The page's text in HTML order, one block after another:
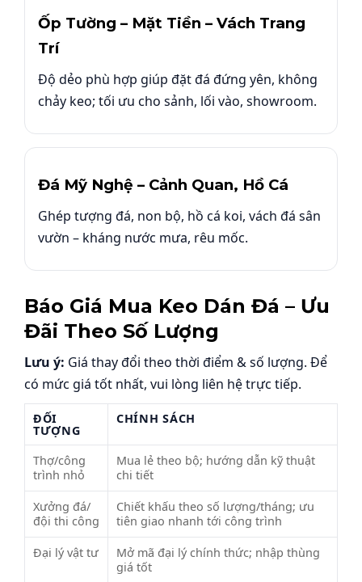
Ốp Tường – Mặt Tiền – Vách Trang
Trí
Độ dẻo phù hợp giúp đặt đá đứng yên, không
chảy keo; tối ưu cho sảnh, lối vào, showroom.
Đá Mỹ Nghệ – Cảnh Quan, Hồ Cá
Ghép tượng đá, non bộ, hồ cá koi, vách đá sân
vườn – kháng nước mưa, rêu mốc.
Báo Giá Mua Keo Dán Đá – Ưu
Đãi Theo Số Lượng
Lưu ý: Giá thay đổi theo thời điểm & số lượng. Để
có mức giá tốt nhất, vui lòng liên hệ trực tiếp.
ĐỐI
TƯỢNG
CHÍNH SÁCH
Thợ/công
trình nhỏ
Mua lẻ theo bộ; hướng dẫn kỹ thuật
chi tiết
Xưởng đá/
đội thi công
Chiết khấu theo số lượng/tháng; ưu
tiên giao nhanh tới công trình
Đại lý vật tư
Mở mã đại lý chính thức; nhập thùng
giá tốt